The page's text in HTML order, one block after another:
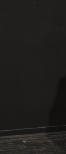
cerca amigos